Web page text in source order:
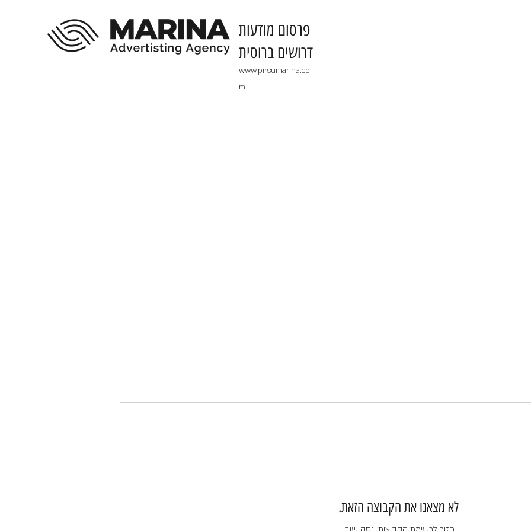
​פרסום מודעות
דרושים ברוסית
www.pirsumarina.co
m
לא מצאנו את הקבוצה הזאת.